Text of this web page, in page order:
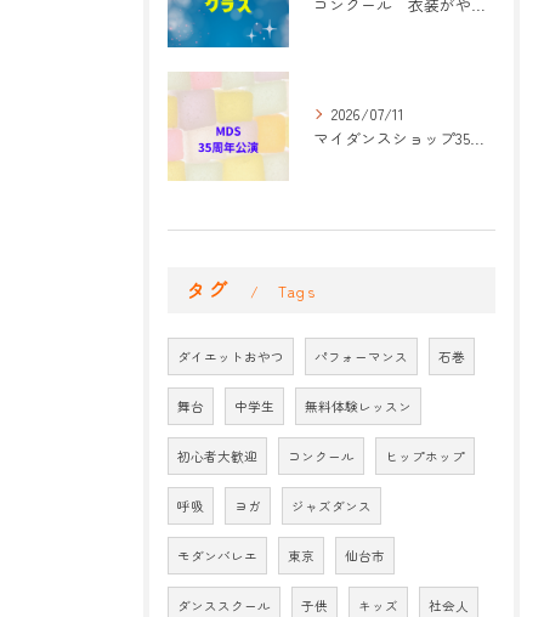
2026/07/11
マイダンスショップ35周年記念公演 振付開始
タグ Tags
ダイエットおやつ パフォーマンス 石巻
舞台 中学生 無料体験レッスン
初心者大歓迎 コンクール ヒップホップ
呼吸 ヨガ ジャズダンス
モダンバレエ 東京 仙台市
ダンススクール 子供 キッズ 社会人